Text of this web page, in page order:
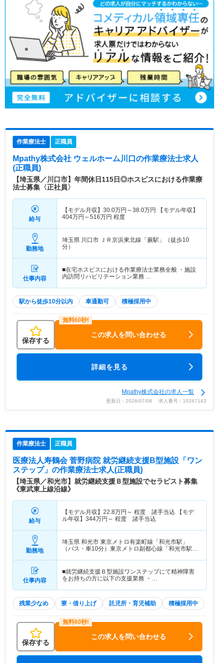
作業療法士 正職員
Mpathy株式会社 ウェルホーム川口 の作業療法士求人
(正職員)
【埼玉県／川口市】年間休日115日◎ホスピスにおける作業療
法士募集〈正社員〉
給与
【モデル月収】 30.0万円～38.0万円
【モデル年収】
404万円～516万円 程度
勤務地
埼玉県 川口市 ＪＲ京浜東北線「蕨駅」（徒歩10
分）
仕事内容
■在宅ホスピスにおける作業療法士業務全般 ・施設
内訪問リハビリテーション業務 …
駅から徒歩10分以内 車通勤可 積極採用中
保存する
この求人を問い合わせる
詳細を見る
Mpathy株式会社の求人一覧
更新日：2026/07/08 求人番号：10267143
作業療法士 正職員
医療法人寿鶴会 菅野病院 就労継続支援B型施設「ワン
ステップ」 の作業療法士求人(正職員)
【埼玉県／和光市】就労継続支援Ｂ型施設でセラピスト募集
《東武東上線沿線》
給与
【モデル月収】 22.8万円～ 程度 諸手当込 【モデ
ル年収】 344万円～ 程度 諸手当込
勤務地
埼玉県 和光市 東京メトロ有楽町線「和光市駅」
（バス・車10分）東京メトロ副都心線「和光市駅」
仕事内容
■就労継続支援Ｂ型施設ワンステップにて精神障害
をお持ちの方に以下の支援業務 ・…
残業少なめ 寮・借り上げ 託児所・育児補助 積極採用中
保存する
この求人を問い合わせる